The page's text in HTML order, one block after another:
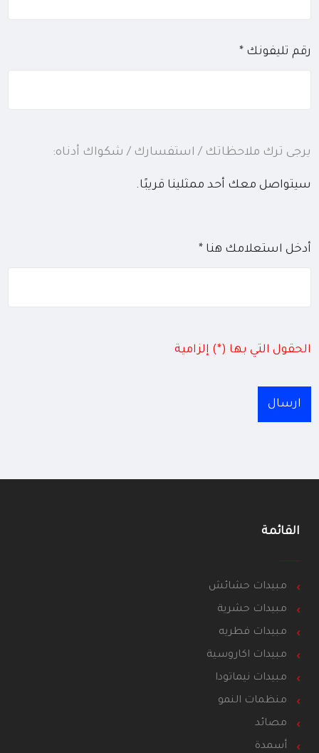
رقم تليفونك *
يرجى ترك ملاحظاتك / استفسارك / شكواك أدناه:
سيتواصل معك أحد ممثلينا قريبًا.
أدخل استعلامك هنا *
الحقول التي بها (*) إلزامية
ارسال
القائمة
مبيدات حشائش
مبيدات حشرية
مبيدات فطريه
مبيدات اكاروسية
مبيدات نيماتودا
منظمات النمو
مصائد
أسمدة